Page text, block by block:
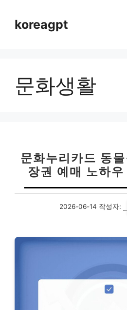
koreagpt
문화생활
문화누리카드 동
장권 예매 노하우
2026-06-14 작성자: